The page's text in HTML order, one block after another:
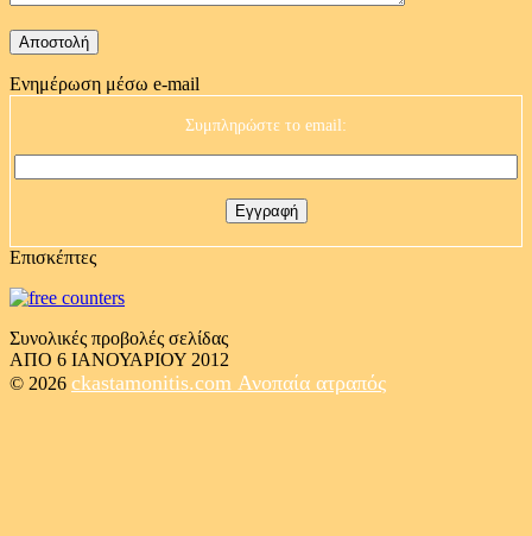
Ενημέρωση μέσω e-mail
Συμπληρώστε το email:
Επισκέπτες
Συνολικές προβολές σελίδας
ΑΠΟ 6 ΙΑΝΟΥΑΡΙΟΥ 2012
© 2026 ckastamonitis.com Ανοπαία ατραπός